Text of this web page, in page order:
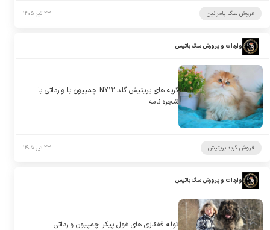
فروش سگ پامرانین ۲۳ تیر ۱۴۰۵
واردات و پرورش سگ باتیس
گربه های بریتیش گلد NY۱۲ چمپیون با وارداتی با
شجره نامه
فروش گربه بریتیش ۲۳ تیر ۱۴۰۵
واردات و پرورش سگ باتیس
توله قفقازی های غول پیکر چمپیون وارداتی